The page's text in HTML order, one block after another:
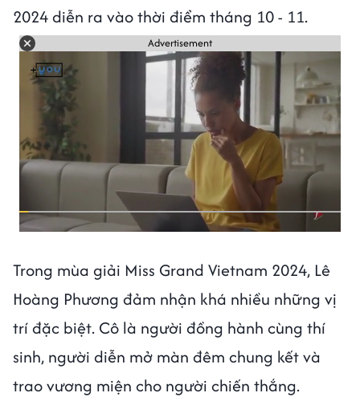
2024 diễn ra vào thời điểm tháng 10 - 11.
Advertisement
Trong mùa giải Miss Grand Vietnam 2024, Lê
Hoàng Phương đảm nhận khá nhiều những vị
trí đặc biệt. Cô là người đồng hành cùng thí
sinh, người diễn mở màn đêm chung kết và
trao vương miện cho người chiến thắng.